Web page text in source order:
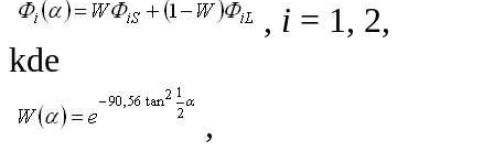
, i = 1, 2,
kde
,